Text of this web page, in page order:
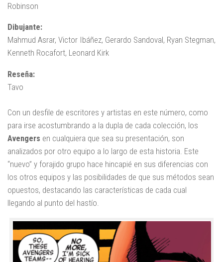
Robinson
Dibujante:
Mahmud Asrar, Victor Ibáñez, Gerardo Sandoval, Ryan Stegman,
Kenneth Rocafort, Leonard Kirk
Reseña:
Tavo
Con un desfile de escritores y artistas en este número, como
para irse acostumbrando a la dupla de cada colección, los
Avengers en cualquiera que sea su presentación, son
analizados por otro equipo a lo largo de esta historia. Este
“nuevo” y forajido grupo hace hincapié en sus diferencias con
los otros equipos y las posibilidades de que sus métodos sean
opuestos, destacando las características de cada cual
llegando al punto del hastío.